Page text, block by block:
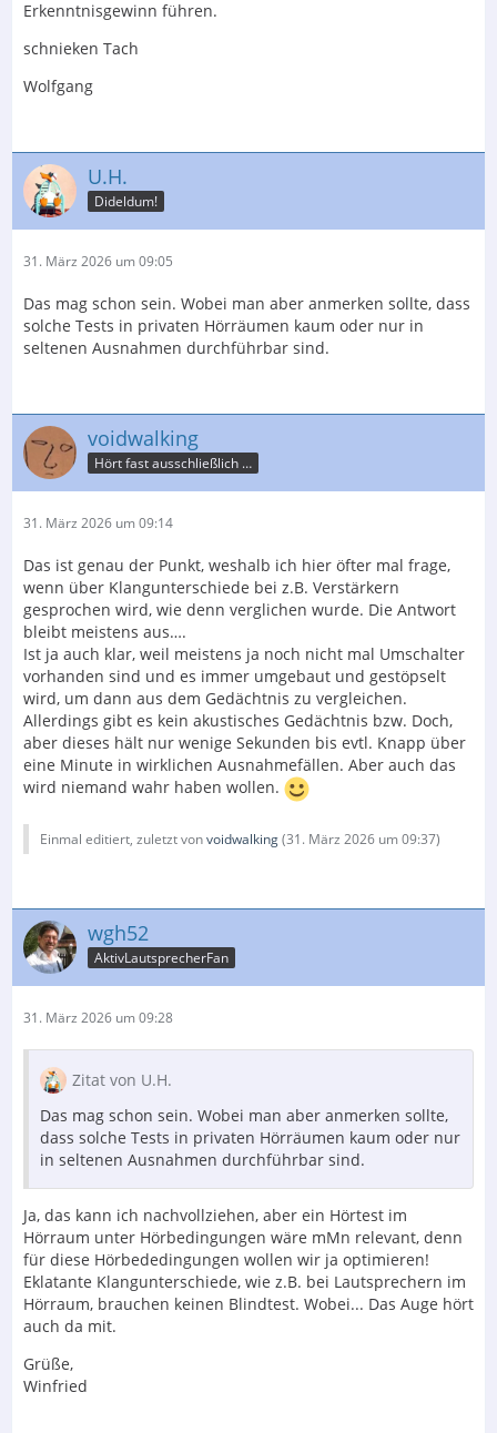
Erkenntnisgewinn führen.
schnieken Tach
Wolfgang
U.H.
Dideldum!
31. März 2026 um 09:05
Das mag schon sein. Wobei man aber anmerken sollte, dass
solche Tests in privaten Hörräumen kaum oder nur in
seltenen Ausnahmen durchführbar sind.
voidwalking
Hört fast ausschließlich nur Krach
31. März 2026 um 09:14
Das ist genau der Punkt, weshalb ich hier öfter mal frage,
wenn über Klangunterschiede bei z.B. Verstärkern
gesprochen wird, wie denn verglichen wurde. Die Antwort
bleibt meistens aus….
Ist ja auch klar, weil meistens ja noch nicht mal Umschalter
vorhanden sind und es immer umgebaut und gestöpselt
wird, um dann aus dem Gedächtnis zu vergleichen.
Allerdings gibt es kein akustisches Gedächtnis bzw. Doch,
aber dieses hält nur wenige Sekunden bis evtl. Knapp über
eine Minute in wirklichen Ausnahmefällen. Aber auch das
wird niemand wahr haben wollen.
Einmal editiert, zuletzt vonvoidwalking(31. März 2026 um 09:37)
wgh52
AktivLautsprecherFan
31. März 2026 um 09:28
Zitat von U.H.
Das mag schon sein. Wobei man aber anmerken sollte,
dass solche Tests in privaten Hörräumen kaum oder nur
in seltenen Ausnahmen durchführbar sind.
Ja, das kann ich nachvollziehen, aber ein Hörtest im
Hörraum unter Hörbedingungen wäre mMn relevant, denn
für diese Hörbededingungen wollen wir ja optimieren!
Eklatante Klangunterschiede, wie z.B. bei Lautsprechern im
Hörraum, brauchen keinen Blindtest. Wobei... Das Auge hört
auch da mit.
Grüße,
Winfried